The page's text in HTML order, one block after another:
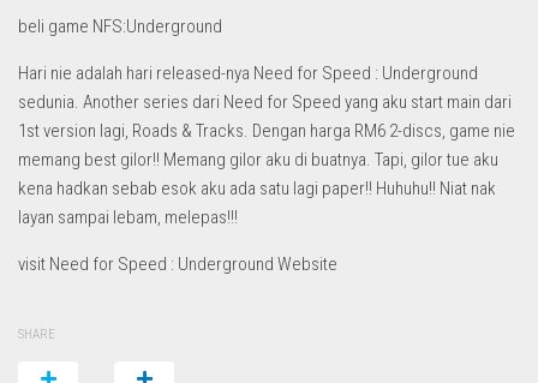
beli game NFS:Underground
Hari nie adalah hari released-nya Need for Speed : Underground
sedunia. Another series dari Need for Speed yang aku start main dari
1st version lagi, Roads & Tracks. Dengan harga RM6 2-discs, game nie
memang best gilor!! Memang gilor aku di buatnya. Tapi, gilor tue aku
kena hadkan sebab esok aku ada satu lagi paper!! Huhuhu!! Niat nak
layan sampai lebam, melepas!!!
visit Need for Speed : Underground Website
SHARE